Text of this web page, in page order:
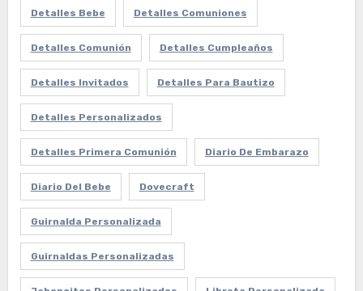
Detalles Bebe Detalles Comuniones
Detalles Comunión Detalles Cumpleaños
Detalles Invitados Detalles Para Bautizo
Detalles Personalizados
Detalles Primera Comunión Diario De Embarazo
Diario Del Bebe Dovecraft
Guirnalda Personalizada
Guirnaldas Personalizadas